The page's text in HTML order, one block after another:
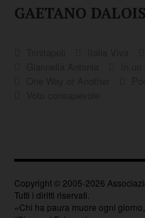
GAETANO
Copyright © 2005-2026
Tutti i diritti riservati.
«Chi ha paura muore ogni